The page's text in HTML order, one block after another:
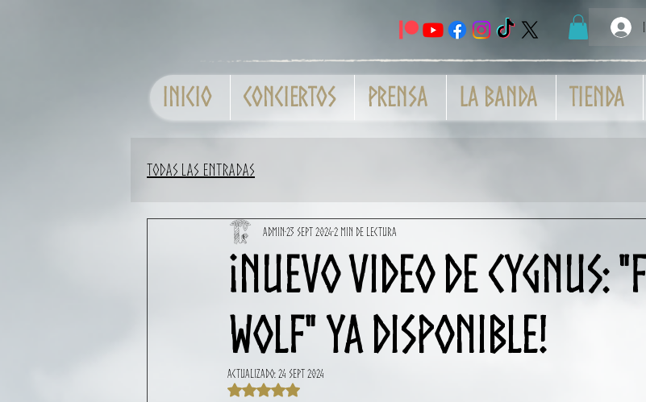
Inicio Conciertos Prensa La banda Tienda
Todas las entradas
¡Nuevo video de
Wolf" ya disponible!
Admin23 sept 20242 min de lectura
Actualizado:24 sept 2024
Obtuvo NaN de 5 estrellas.